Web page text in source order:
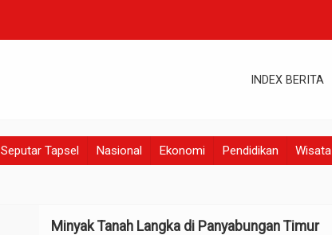
INDEX BERITA
Seputar Tapsel Nasional Ekonomi Pendidikan Wisata
Minyak Tanah Langka di Panyabungan Timur